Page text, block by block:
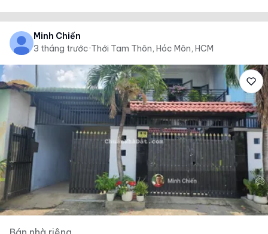
Minh Chiến
3 tháng trước·Thới Tam Thôn, Hóc Môn, HCM